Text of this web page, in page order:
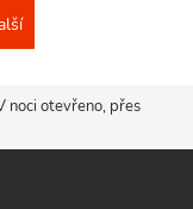
noci otevřeno, přes